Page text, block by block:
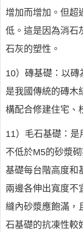
增加而增加。但超
低。這是因為消石
石灰的塑性。
10）磚基礎：以磚
是我國傳統的磚木
構配合修建住宅、
11）毛石基礎：是
不低於M5的砂漿
基礎每台階高度和
兩邊各伸出寬度不
縫內砂漿應飽滿，
石基礎的抗凍性較